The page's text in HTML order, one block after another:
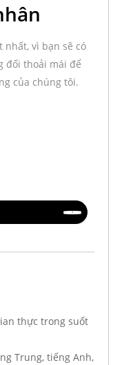
nhất, vì bạn sẽ có
đối thoải mái để
của chúng tôi.
thực trong suốt
Trung, tiếng Anh,
tháng. Mỗi người
tháng, phí vượt quá
trả trước cho các trường
chi tiêu hàng năm,